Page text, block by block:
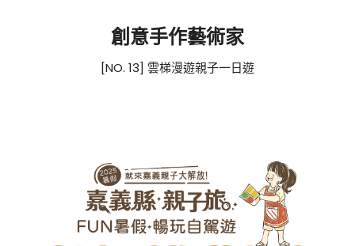
創意手作藝術家
[NO. 13] 雲梯漫遊親子一日遊